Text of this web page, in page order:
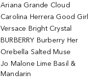
Ariana Grande Cloud
Carolina Herrera Good Girl
Versace Bright Crystal
BURBERRY Burberry Her
Orebella Salted Muse
Jo Malone Lime Basil &
Mandarin